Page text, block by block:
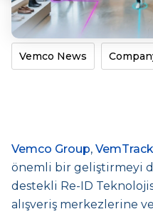
Vemco News
Vemco Group, VemTrack
önemli bir geliştirmeyi
destekli Re-ID
alışveriş merkezlerine